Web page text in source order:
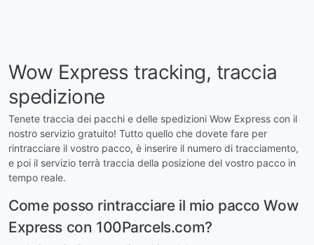
Wow Express tracking, traccia
spedizione
Tenete traccia dei pacchi e delle spedizioni Wow Express con il
nostro servizio gratuito! Tutto quello che dovete fare per
rintracciare il vostro pacco, è inserire il numero di tracciamento,
e poi il servizio terrà traccia della posizione del vostro pacco in
tempo reale.
Come posso rintracciare il mio pacco Wow
Express con 100Parcels.com?